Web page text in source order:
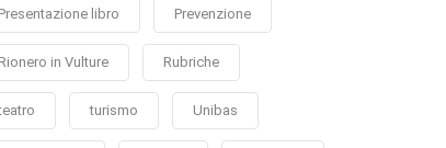
Presentazione libro Prevenzione
Rionero in Vulture Rubriche
turismo Unibas